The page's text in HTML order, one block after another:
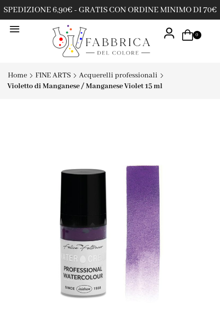
SPEDIZIONE 6,90€ - GRATIS CON ORDINE MINIMO DI 70€
0
Home FINE ARTS
Acquerelli professionali
Violetto di Manganese / Manganese Violet 15 ml